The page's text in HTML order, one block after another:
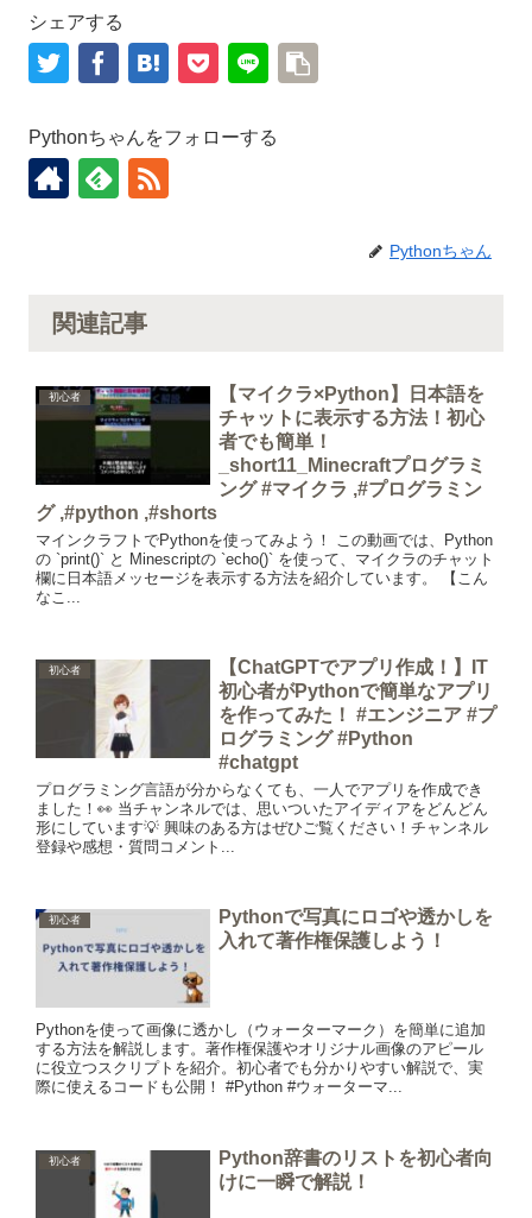
シェアする
Pythonちゃんをフォローする
Pythonちゃん
関連記事
初心者
【マイクラ×Python】日本語を
チャットに表示する方法！初心
者でも簡単！
_short11_Minecraftプログラミ
ング #マイクラ ,#プログラミン
グ ,#python ,#shorts
マインクラフトでPythonを使ってみよう！ この動画では、Python
の `print()` と Minescriptの `echo()` を使って、マイクラのチャット
欄に日本語メッセージを表示する方法を紹介しています。 【こん
なこ...
初心者
【ChatGPTでアプリ作成！】IT
初心者がPythonで簡単なアプリ
を作ってみた！ #エンジニア #プ
ログラミング #Python
#chatgpt
プログラミング言語が分からなくても、一人でアプリを作成でき
ました！👀 当チャンネルでは、思いついたアイディアをどんどん
形にしています💡 興味のある方はぜひご覧ください！チャンネル
登録や感想・質問コメント...
初心者
Pythonで写真にロゴや透かしを
入れて著作権保護しよう！
Pythonを使って画像に透かし（ウォーターマーク）を簡単に追加
する方法を解説します。著作権保護やオリジナル画像のアピール
に役立つスクリプトを紹介。初心者でも分かりやすい解説で、実
際に使えるコードも公開！ #Python #ウォーターマ...
初心者
Python辞書のリストを初心者向
けに一瞬で解説！